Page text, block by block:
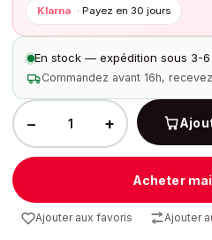
Klarna · Payez en 30 jours
En stock — expédition sous 3-
Commandez avant 16h,
− +
Acheter
Ajouter aux favoris Ajouter